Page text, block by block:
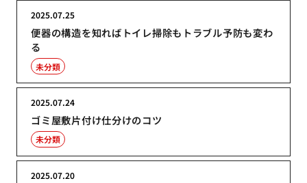
便器の構造を知ればトイレ掃除もトラブル予防も変わ
る
2025.07.25
未分類
ゴミ屋敷片付け仕分けのコツ
2025.07.24
未分類
2025.07.20